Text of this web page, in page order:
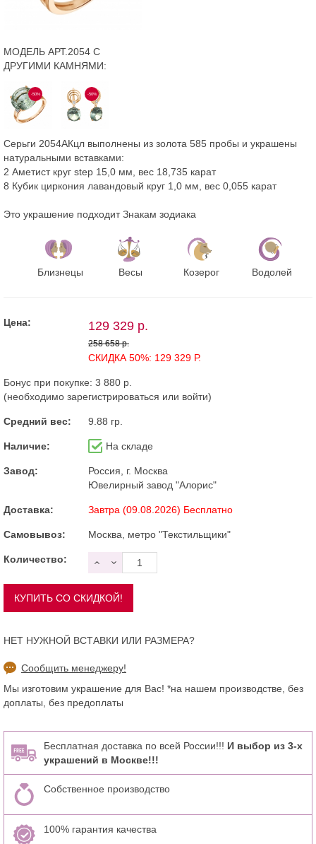
МОДЕЛЬ АРТ.2054 С
ДРУГИМИ КАМНЯМИ:
-50% -50%
Серьги 2054АКцл выполнены из золота 585 пробы и украшены
натуральными вставками:
2 Аметист круг step 15,0 мм, вес 18,735 карат
8 Кубик циркония лавандовый круг 1,0 мм, вес 0,055 карат
Это украшение подходит Знакам зодиака
Близнецы Весы Козерог Водолей
Цена: 129 329 р.
258 658 р.
СКИДКА 50%: 129 329 Р.
Бонус при покупке: 3 880 р.
(необходимо зарегистрироваться или войти)
Средний вес: 9.88 гр.
Наличие: На складе
Завод:
Россия, г. Москва
Ювелирный завод "Алорис"
Доставка: Завтра (09.08.2026) Бесплатно
Самовывоз: Москва, метро "Текстильщики"
Количество:
НЕТ НУЖНОЙ ВСТАВКИ ИЛИ РАЗМЕРА?
Сообщить менеджеру!
Мы изготовим украшение для Вас! *на нашем производстве, без
доплаты, без предоплаты
Бесплатная доставка по всей России!!! И выбор из 3-х
украшений в Москве!!!
Собственное производство
100% гарантия качества